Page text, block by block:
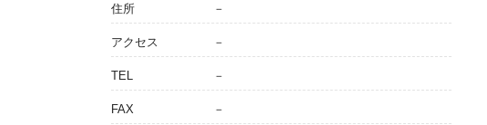
住所 －
アクセス －
TEL －
FAX －